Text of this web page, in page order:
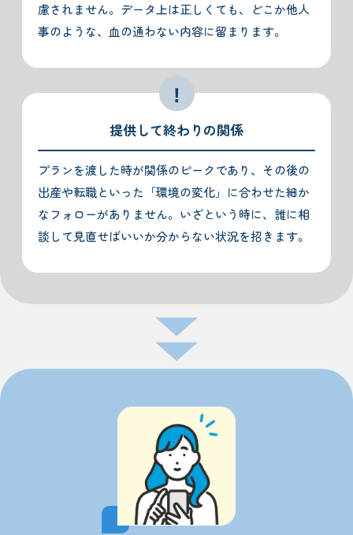
慮されません。データ上は正しくても、どこか他人
事のような、血の通わない内容に留まります。
提供して終わりの関係
プランを渡した時が関係のピークであり、その後の
出産や転職といった「環境の変化」に合わせた細か
なフォローがありません。いざという時に、誰に相
談して見直せばいいか分からない状況を招きます。